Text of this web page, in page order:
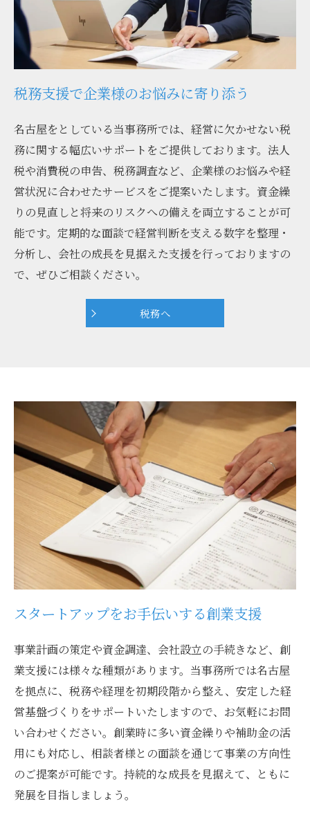
税務支援で企業様のお悩みに寄り添う
名古屋をとしている当事務所では、経営に欠かせない税
務に関する幅広いサポートをご提供しております。法人
税や消費税の申告、税務調査など、企業様のお悩みや経
営状況に合わせたサービスをご提案いたします。資金繰
りの見直しと将来のリスクへの備えを両立することが可
能です。定期的な面談で経営判断を支える数字を整理・
分析し、会社の成長を見据えた支援を行っておりますの
で、ぜひご相談ください。
税務へ
スタートアップをお手伝いする創業支援
事業計画の策定や資金調達、会社設立の手続きなど、創
業支援には様々な種類があります。当事務所では名古屋
を拠点に、税務や経理を初期段階から整え、安定した経
営基盤づくりをサポートいたしますので、お気軽にお問
い合わせください。創業時に多い資金繰りや補助金の活
用にも対応し、相談者様との面談を通じて事業の方向性
のご提案が可能です。持続的な成長を見据えて、ともに
発展を目指しましょう。